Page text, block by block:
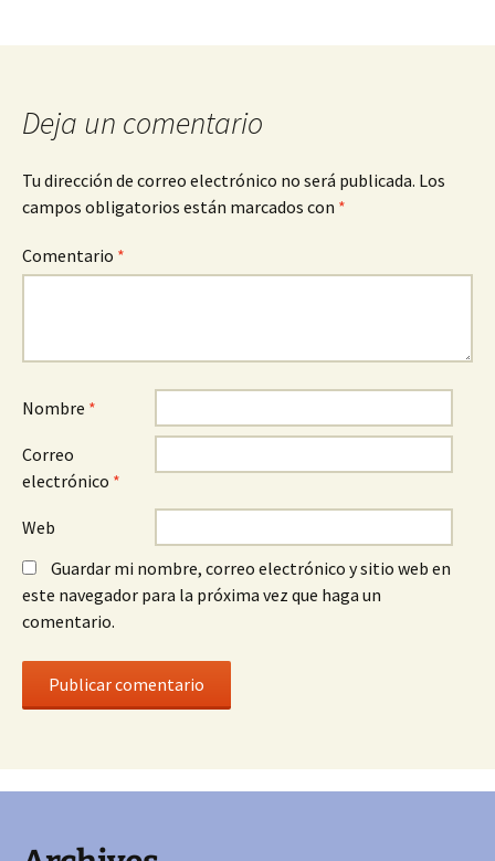
Deja un comentario
Tu dirección de correo electrónico no será publicada. Los
campos obligatorios están marcados con *
Comentario *
Nombre *
Correo
electrónico *
Web
Guardar mi nombre, correo electrónico y sitio web en
este navegador para la próxima vez que haga un
comentario.